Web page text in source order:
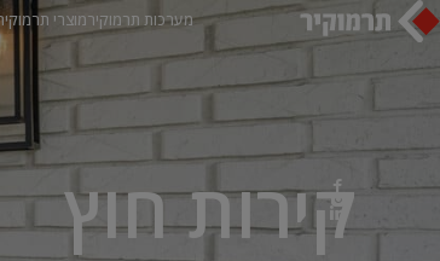
מערכות תרמוקירמוצרי
קירות חוץ